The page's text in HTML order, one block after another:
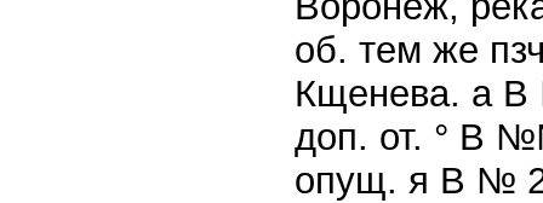
об. тем же
Кщенева. а
доп. от. ° В
опущ. я В №